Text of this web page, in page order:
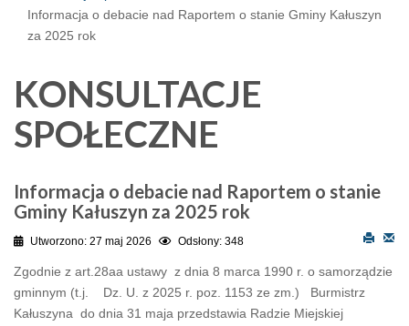
Informacja o debacie nad Raportem o stanie Gminy Kałuszyn
za 2025 rok
KONSULTACJE
SPOŁECZNE
Informacja o debacie nad Raportem o stanie
Gminy Kałuszyn za 2025 rok
Utworzono: 27 maj 2026 Odsłony: 348
Zgodnie z art.28aa ustawy z dnia 8 marca 1990 r. o samorządzie
gminnym (t.j. Dz. U. z 2025 r. poz. 1153 ze zm.) Burmistrz
Kałuszyna do dnia 31 maja przedstawia Radzie Miejskiej